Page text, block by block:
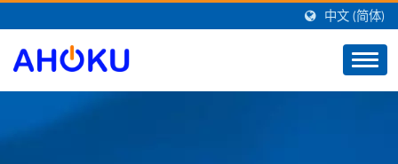
中文 (简体)